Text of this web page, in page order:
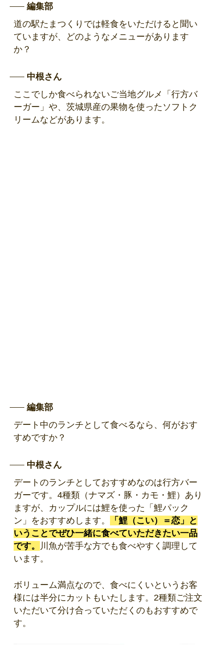
編集部
道の駅たまつくりでは軽食をいただけると聞い
ていますが、どのようなメニューがあります
か？
中根さん
ここでしか食べられないご当地グルメ「行方バ
ーガー」や、茨城県産の果物を使ったソフトク
リームなどがあります。
編集部
デート中のランチとして食べるなら、何がおす
すめですか？
中根さん
デートのランチとしておすすめなのは行方バー
ガーです。4種類（ナマズ・豚・カモ・鯉）あり
ますが、カップルには鯉を使った「鯉パック
ン」をおすすめします。
「鯉（こい）＝恋」と
いうことでぜひ一緒に食べていただきたい一品
です。
川魚が苦手な方でも食べやすく調理して
います。
ボリューム満点なので、食べにくいというお客
様には半分にカットもいたします。2種類ご注文
いただいて分け合っていただくのもおすすめで
す。